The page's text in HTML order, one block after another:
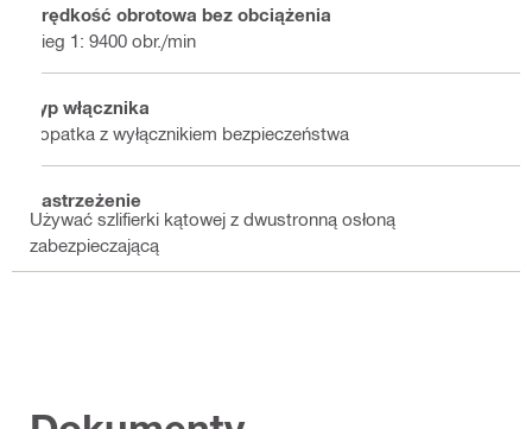
Prędkość obrotowa bez obciążenia
Bieg 1: 9400 obr./min
Typ włącznika
Łopatka z wyłącznikiem bezpieczeństwa
Zastrzeżenie
Używać szlifierki kątowej z dwustronną osłoną
zabezpieczającą